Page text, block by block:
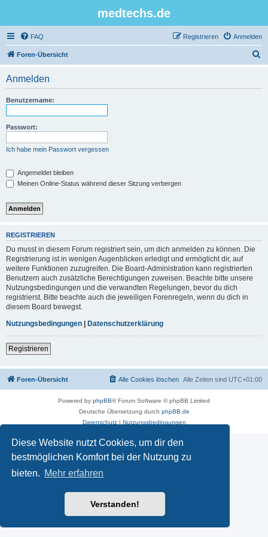
Diese Website nutzt Cookies, um dir den
bestmöglichen Komfort bei der Nutzung zu
bieten. Mehr erfahren
Verstanden!
medtechs.de
FAQ Anmelden
Registrieren
Foren-Übersicht
Anmelden
Benutzername:
Passwort:
Ich habe mein Passwort vergessen
Angemeldet bleiben
Meinen Online-Status während dieser Sitzung verbergen
REGISTRIEREN
Du musst in diesem Forum registriert sein, um dich anmelden zu können. Die
Registrierung ist in wenigen Augenblicken erledigt und ermöglicht dir, auf
weitere Funktionen zuzugreifen. Die Board-Administration kann registrierten
Benutzern auch zusätzliche Berechtigungen zuweisen. Beachte bitte unsere
Nutzungsbedingungen und die verwandten Regelungen, bevor du dich
registrierst. Bitte beachte auch die jeweiligen Forenregeln, wenn du dich in
diesem Board bewegst.
Nutzungsbedingungen | Datenschutzerklärung
Registrieren
Foren-Übersicht Alle Zeiten sind UTC+01:00
Alle Cookies löschen
Powered by phpBB® Forum Software © phpBB Limited
Deutsche Übersetzung durch phpBB.de
Datenschutz| Nutzungsbedingungen